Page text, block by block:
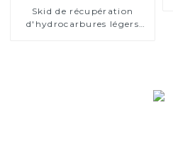
Skid de récupération
d'hydrocarbures légers